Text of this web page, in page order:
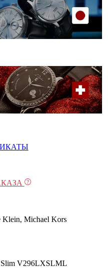
Michael Kors
V296LXSLML